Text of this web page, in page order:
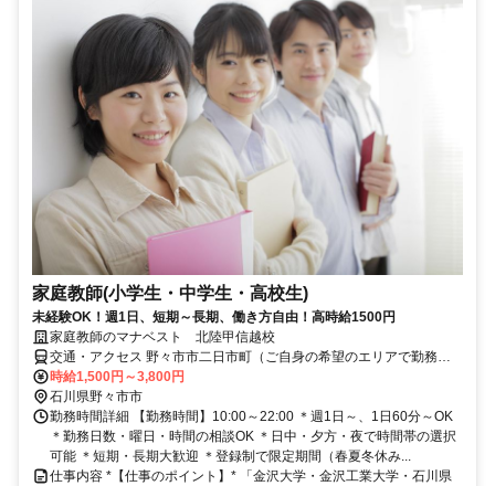
家庭教師(小学生・中学生・高校生)
未経験OK！週1日、短期～長期、働き方自由！高時給1500円
家庭教師のマナベスト 北陸甲信越校
交通・アクセス 野々市市二日市町（ご自身の希望のエリアで勤務可
能！）
時給1,500円～3,800円
石川県野々市市
勤務時間詳細 【勤務時間】10:00～22:00 ＊週1日～、1日60分～OK
＊勤務日数・曜日・時間の相談OK ＊日中・夕方・夜で時間帯の選択
可能 ＊短期・長期大歓迎 ＊登録制で限定期間（春夏冬休み...
仕事内容 *【仕事のポイント】* 「金沢大学・金沢工業大学・石川県